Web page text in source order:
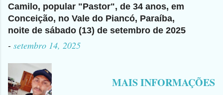
Camilo, popular "Pastor", de 34 anos, em
Conceição, no Vale do Piancó, Paraíba,
noite de sábado (13) de setembro de 2025
- setembro 14, 2025
MAIS INFORMAÇÕES